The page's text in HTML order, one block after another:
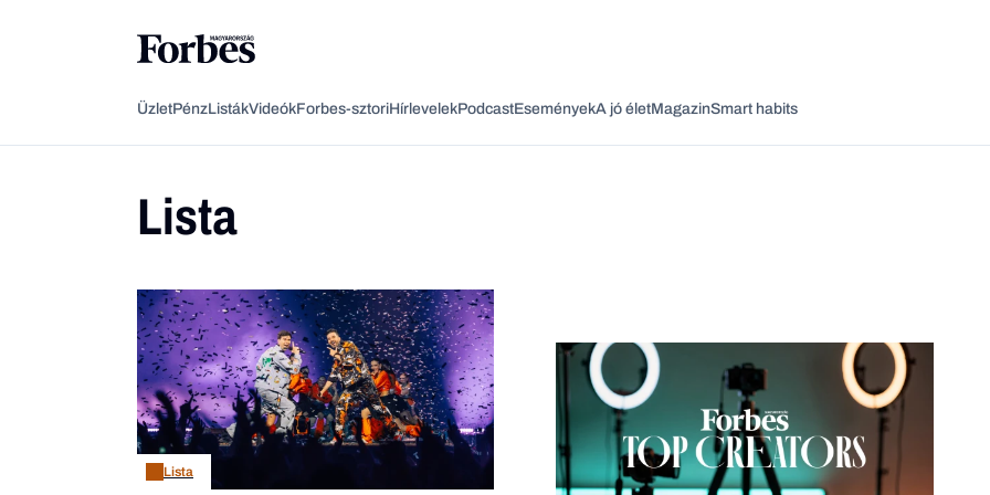
Vagy fedezze fel a következő témákat
Üzlet Zöld Legyél jobb!
ÜzletPénzListákVideókForbes-sztoriHírlevelekPodcastEseményekA jó életMagazinSmart habits
Lista
Lista